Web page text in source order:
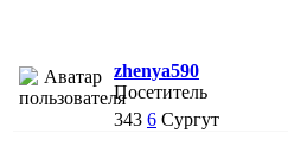
zhenya590
Посетитель
343 6 Сургут